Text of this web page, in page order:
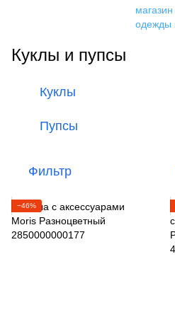
Куклы и пупсы
Куклы
Пупсы
Фильтр
−46%